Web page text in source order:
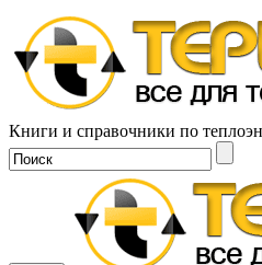
Книги и справочники по